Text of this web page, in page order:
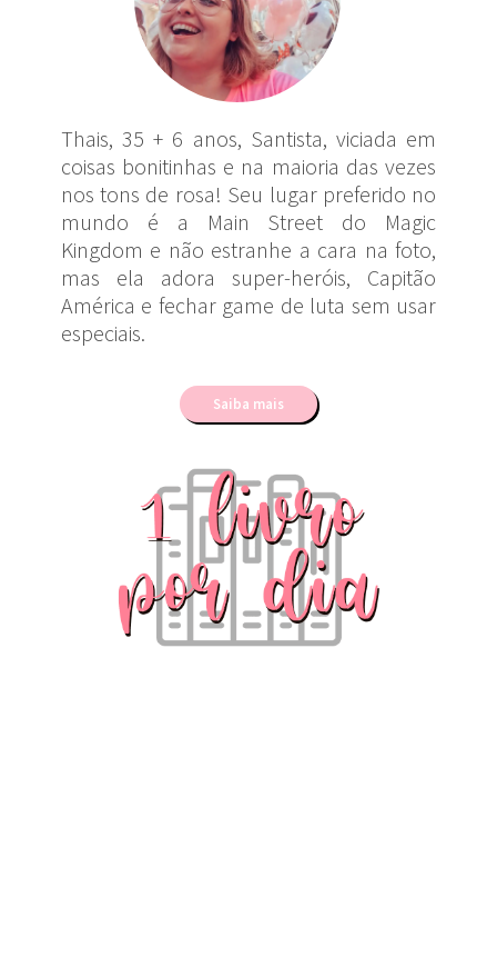
Thais, 35 + 6 anos, Santista, viciada em
coisas bonitinhas e na maioria das vezes
nos tons de rosa! Seu lugar preferido no
mundo é a Main Street do Magic
Kingdom e não estranhe a cara na foto,
mas ela adora super-heróis, Capitão
América e fechar game de luta sem usar
especiais.
Saiba mais